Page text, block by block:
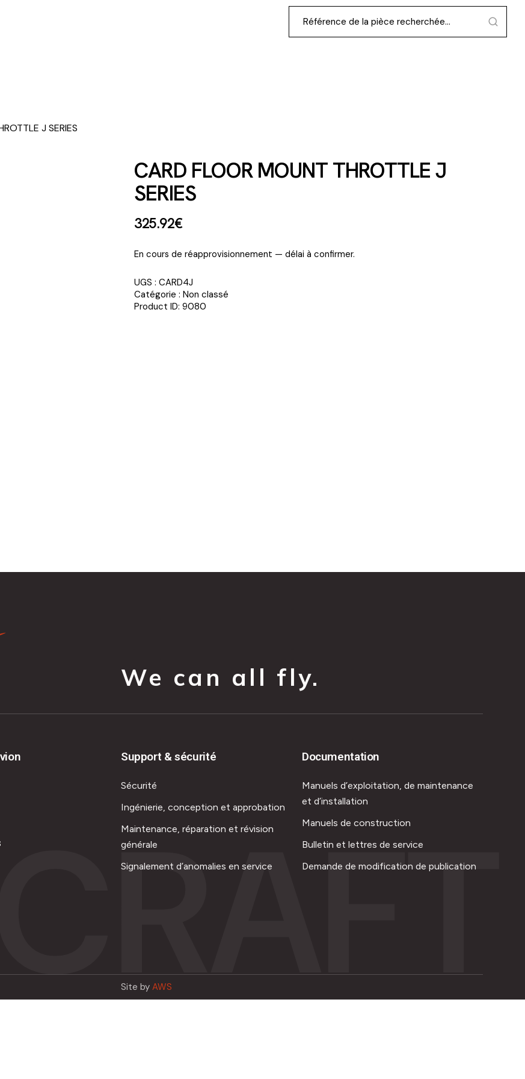
J SERIES
CARD FLOOR MOUNT THROTTLE J
SERIES
325.92€
En cours de réapprovisionnement — délai à confirmer.
UGS : CARD4J
Catégorie : Non classé
Product ID: 9080
We can all fly.
Support & sécurité
Sécurité
Ingénierie, conception et approbation
Maintenance, réparation et révision
générale
Signalement d’anomalies en service
Documentation
Manuels d’exploitation, de maintenance
et d’installation
Manuels de construction
Bulletin et lettres de service
Demande de modification de publication
Site by AWS